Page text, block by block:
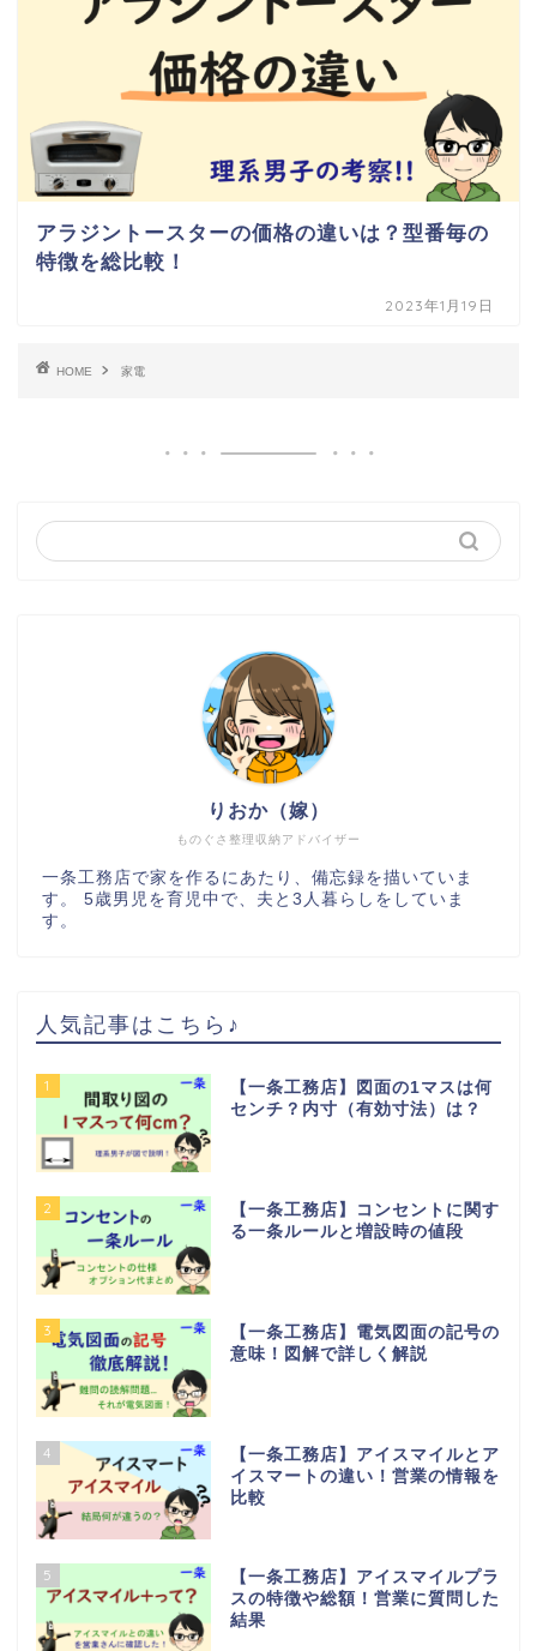
アラジントースターの価格の違いは？型番毎の
特徴を総比較！
2023年1月19日
HOME 家電
ものぐさ整理収納アドバイザー
りおか（嫁）
一条工務店で家を作るにあたり、備忘録を描いていま
す。 5歳男児を育児中で、夫と3人暮らしをしていま
す。
人気記事はこちら♪
1
【一条工務店】図面の1マスは何
センチ？内寸（有効寸法）は？
2
【一条工務店】コンセントに関す
る一条ルールと増設時の値段
3
【一条工務店】電気図面の記号の
意味！図解で詳しく解説
4
【一条工務店】アイスマイルとア
イスマートの違い！営業の情報を
比較
5
【一条工務店】アイスマイルプラ
スの特徴や総額！営業に質問した
結果